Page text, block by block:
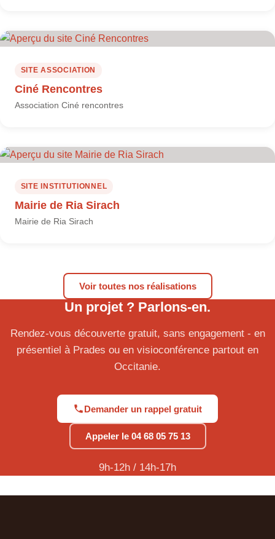
SITE ASSOCIATION
Ciné Rencontres
Association Ciné rencontres
SITE INSTITUTIONNEL
Mairie de Ria Sirach
Mairie de Ria Sirach
Voir toutes nos réalisations
Un projet ? Parlons-en.
Rendez-vous découverte gratuit, sans engagement - en
présentiel à Prades ou en visioconférence partout en
Occitanie.
Demander un rappel gratuit
Appeler le 04 68 05 75 13
9h-12h / 14h-17h